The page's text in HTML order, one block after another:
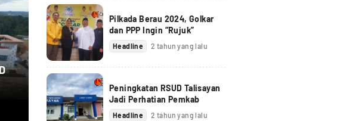
Pilkada Berau 2024, Golkar
dan PPP Ingin “Rujuk”
Headline 2 tahun yang lalu
Peningkatan RSUD Talisayan
Jadi Perhatian Pemkab
Headline 2 tahun yang lalu